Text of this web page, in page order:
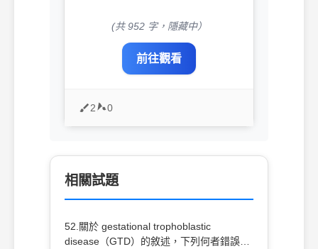
(共 952 字，隱藏中）
前往觀看
2 0
相關試題
52.關於 gestational trophoblastic
disease（GTD）的敘述，下列何者錯誤？